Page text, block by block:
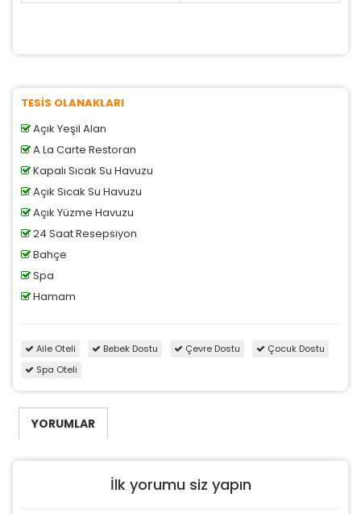
TESİS OLANAKLARI
Açık Yeşil Alan
A La Carte Restoran
Kapalı Sıcak Su Havuzu
Açık Sıcak Su Havuzu
Açık Yüzme Havuzu
24 Saat Resepsiyon
Bahçe
Spa
Hamam
Aile Oteli Bebek Dostu Çevre Dostu
Çocuk Dostu
Spa Oteli
YORUMLAR
İlk yorumu siz yapın